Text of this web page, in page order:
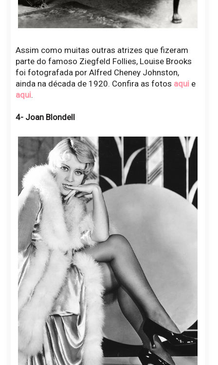
Assim como muitas outras atrizes que fizeram
parte do famoso Ziegfeld Follies, Louise Brooks
foi fotografada por Alfred Cheney Johnston,
ainda na década de 1920. Confira as fotos aquie
aqui.
4- Joan Blondell